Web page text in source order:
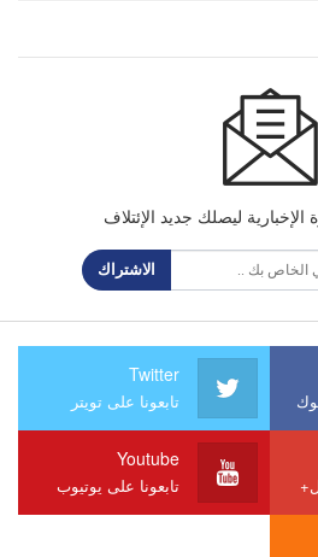
ليصلك جديد الإئتلاف
الاشتراك
Twitter
تابعونا على تويتر
Youtube
تابعونا على يوتيوب